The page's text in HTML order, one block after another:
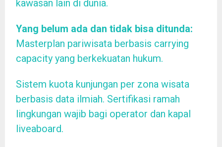
kawasan lain di dunia.
Yang belum ada dan tidak bisa ditunda:
Masterplan pariwisata berbasis carrying
capacity yang berkekuatan hukum.
Sistem kuota kunjungan per zona wisata
berbasis data ilmiah. Sertifikasi ramah
lingkungan wajib bagi operator dan kapal
liveaboard.